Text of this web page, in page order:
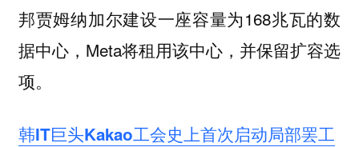
邦贾姆纳加尔建设一座容量为168兆瓦的数
据中心，Meta将租用该中心，并保留扩容选
项。
韩IT巨头Kakao工会史上首次启动局部罢工